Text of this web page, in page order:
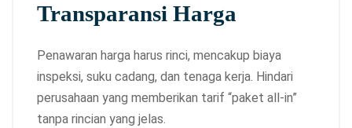
Transparansi Harga
Penawaran harga harus rinci, mencakup biaya
inspeksi, suku cadang, dan tenaga kerja. Hindari
perusahaan yang memberikan tarif “paket all‑in”
tanpa rincian yang jelas.